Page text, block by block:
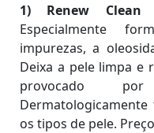
1) Renew
Especialmente
impurezas, a
Deixa a pele limpa e
provocado
os tipos de pele.